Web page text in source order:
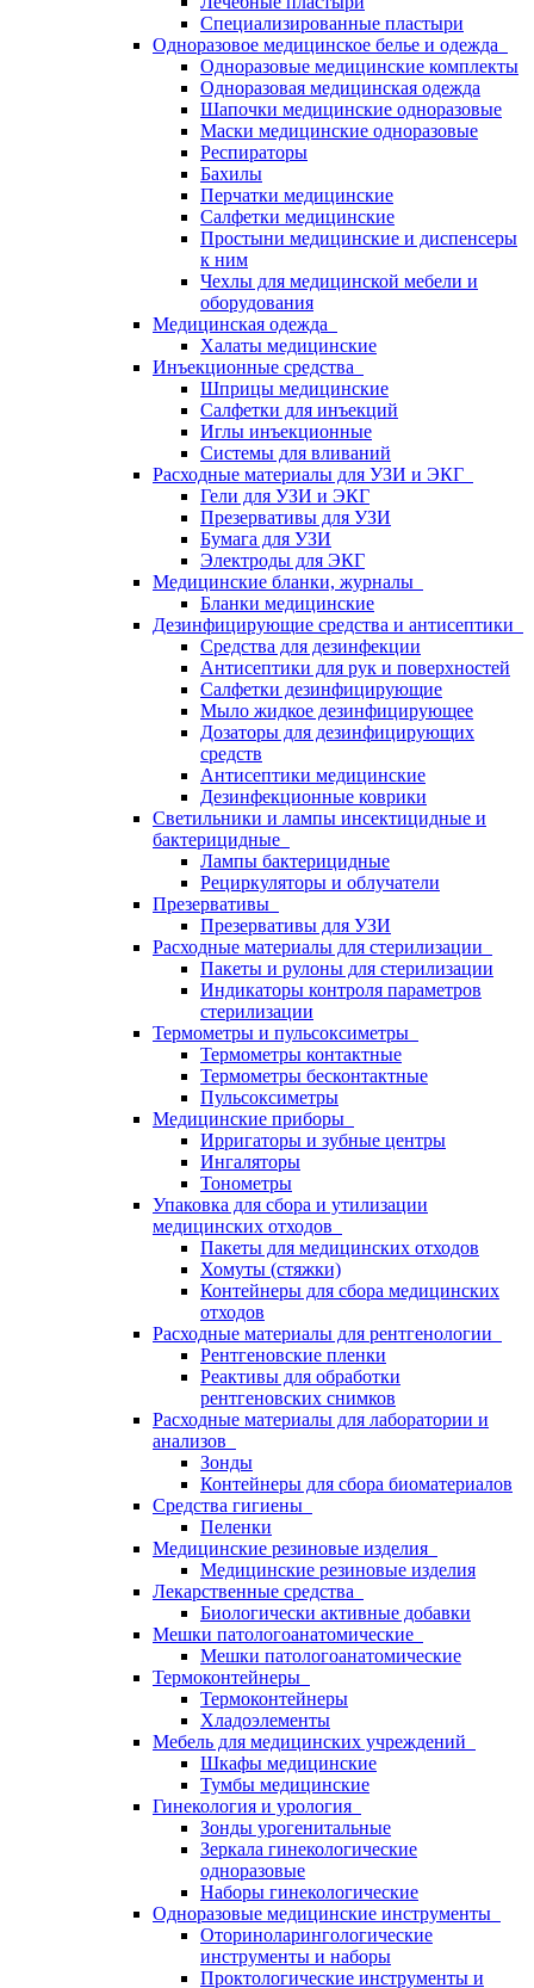
Специализированные пластыри
Одноразовое медицинское белье и одежда
Одноразовые медицинские комплекты
Одноразовая медицинская одежда
Шапочки медицинские одноразовые
Маски медицинские одноразовые
Респираторы
Бахилы
Перчатки медицинские
Салфетки медицинские
Простыни медицинские и диспенсеры
к ним
Чехлы для медицинской мебели и
оборудования
Медицинская одежда
Халаты медицинские
Инъекционные средства
Шприцы медицинские
Салфетки для инъекций
Иглы инъекционные
Системы для вливаний
Расходные материалы для УЗИ и ЭКГ
Гели для УЗИ и ЭКГ
Презервативы для УЗИ
Бумага для УЗИ
Электроды для ЭКГ
Медицинские бланки, журналы
Бланки медицинские
Дезинфицирующие средства и антисептики
Средства для дезинфекции
Антисептики для рук и поверхностей
Салфетки дезинфицирующие
Мыло жидкое дезинфицирующее
Дозаторы для дезинфицирующих
средств
Антисептики медицинские
Дезинфекционные коврики
Светильники и лампы инсектицидные и
бактерицидные
Лампы бактерицидные
Рециркуляторы и облучатели
Презервативы
Презервативы для УЗИ
Расходные материалы для стерилизации
Пакеты и рулоны для стерилизации
Индикаторы контроля параметров
стерилизации
Термометры и пульсоксиметры
Термометры контактные
Термометры бесконтактные
Пульсоксиметры
Медицинские приборы
Ирригаторы и зубные центры
Ингаляторы
Тонометры
Упаковка для сбора и утилизации
медицинских отходов
Пакеты для медицинских отходов
Хомуты (стяжки)
Контейнеры для сбора медицинских
отходов
Расходные материалы для рентгенологии
Рентгеновские пленки
Реактивы для обработки
рентгеновских снимков
Расходные материалы для лаборатории и
анализов
Зонды
Контейнеры для сбора биоматериалов
Средства гигиены
Пеленки
Медицинские резиновые изделия
Медицинские резиновые изделия
Лекарственные средства
Биологически активные добавки
Мешки патологоанатомические
Мешки патологоанатомические
Термоконтейнеры
Термоконтейнеры
Хладоэлементы
Мебель для медицинских учреждений
Шкафы медицинские
Тумбы медицинские
Гинекология и урология
Зонды урогенитальные
Зеркала гинекологические
одноразовые
Наборы гинекологические
Одноразовые медицинские инструменты
Оториноларингологические
инструменты и наборы
Проктологические инструменты и